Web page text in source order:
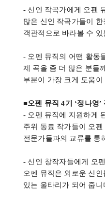
- 신인 작곡가에게 오펜
많은 신인 작곡가들이
객관적으로 바라볼 수
- 오펜 뮤직의 어떤 활동
제 곡을 좀 더 많은 분들
부분이 가장 크게 도움
■오펜 뮤직4기 ‘정나영’
- 오펜 뮤직에 지원하게
주위 동료 작가들이 오
전문가들과의 교류를 통
- 신인 창작자들에게 오
오펜 뮤직은 외로운 신
있는 울타리가 되어 줍니